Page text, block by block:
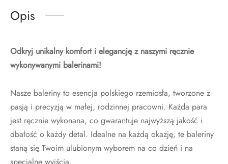
Opis
Odkryj unikalny komfort i elegancję z naszymi ręcznie
wykonywanymi balerinami!
Nasze baleriny to esencja polskiego rzemiosła, tworzone z
pasją i precyzją w małej, rodzinnej pracowni. Każda para
jest ręcznie wykonana, co gwarantuje najwyższą jakość i
dbałość o każdy detal. Idealne na każdą okazję, te baleriny
staną się Twoim ulubionym wyborem na co dzień i na
specjalne wyjścia.